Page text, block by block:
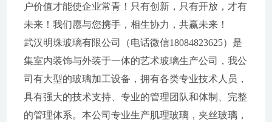
户价值才能使企业常青！只有创新，只有开放，才有
未来！我们愿与您携手，相生协力，共赢未来！
武汉明珠玻璃有限公司（电话微信18084823625）是
集室内装饰与外装于一体的艺术玻璃生产公司，我公
司有大型的玻璃加工设备，拥有各类专业技术人员，
具有强大的技术支持、专业的管理团队和体制、完整
的管理体系。本公司专业生产肌理玻璃，夹丝玻璃，